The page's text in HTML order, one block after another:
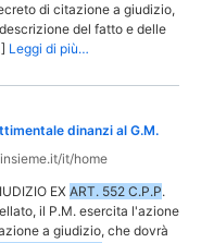
di citazione a giudizio,
del fatto e delle
Leggi di più…
dinanzi al G.M.
it/home
EX ART. 552 C.P.P.
il P.M. esercita l'azione
a giudizio, che dovrà